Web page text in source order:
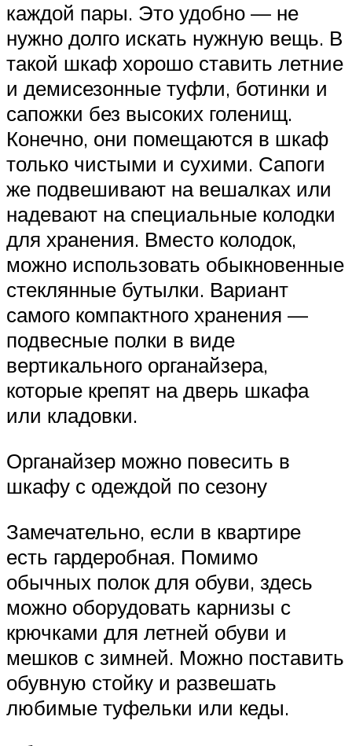
каждой пары. Это удобно — не
нужно долго искать нужную вещь. В
такой шкаф хорошо ставить летние
и демисезонные туфли, ботинки и
сапожки без высоких голенищ.
Конечно, они помещаются в шкаф
только чистыми и сухими. Сапоги
же подвешивают на вешалках или
надевают на специальные колодки
для хранения. Вместо колодок,
можно использовать обыкновенные
стеклянные бутылки. Вариант
самого компактного хранения —
подвесные полки в виде
вертикального органайзера,
которые крепят на дверь шкафа
или кладовки.
Органайзер можно повесить в
шкафу с одеждой по сезону
Замечательно, если в квартире
есть гардеробная. Помимо
обычных полок для обуви, здесь
можно оборудовать карнизы с
крючками для летней обуви и
мешков с зимней. Можно поставить
обувную стойку и развешать
любимые туфельки или кеды.